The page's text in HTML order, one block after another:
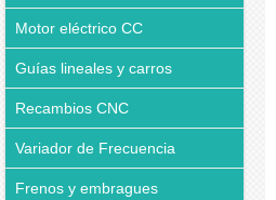
Motor eléctrico CC
Guías lineales y carros
Recambios CNC
Variador de Frecuencia
Frenos y embragues